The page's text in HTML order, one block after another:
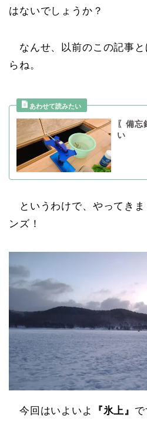
はないでしょうか？
なんせ、以前のこの記事と
らね。
〖備
い
というわけで、やってきま
ンズ！
今回はいよいよ 『氷上』 で